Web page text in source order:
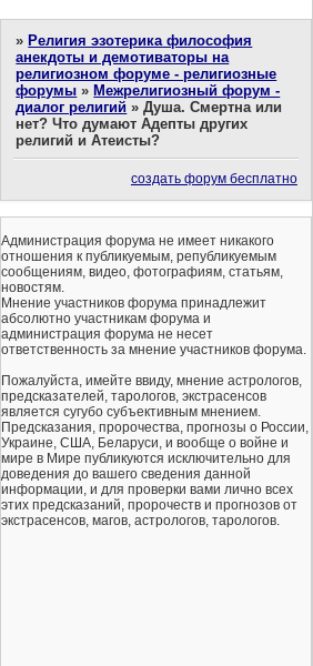
»Религия эзотерика философия
анекдоты и демотиваторы на
религиозном форуме - религиозные
форумы »Межрелигиозный форум -
диалог религий »Душа. Смертна или
нет? Что думают Адепты других
религий и Атеисты?
создать форум бесплатно
Администрация форума не имеет никакого
отношения к публикуемым, републикуемым
сообщениям, видео, фотографиям, статьям,
новостям.
Мнение участников форума принадлежит
абсолютно участникам форума и
администрация форума не несет
ответственность за мнение участников форума.
Пожалуйста, имейте ввиду, мнение астрологов,
предсказателей, тарологов, экстрасенсов
является сугубо субъективным мнением.
Предсказания, пророчества, прогнозы о России,
Украине, США, Беларуси, и вообще о войне и
мире в Мире публикуются исключительно для
доведения до вашего сведения данной
информации, и для проверки вами лично всех
этих предсказаний, пророчеств и прогнозов от
экстрасенсов, магов, астрологов, тарологов.